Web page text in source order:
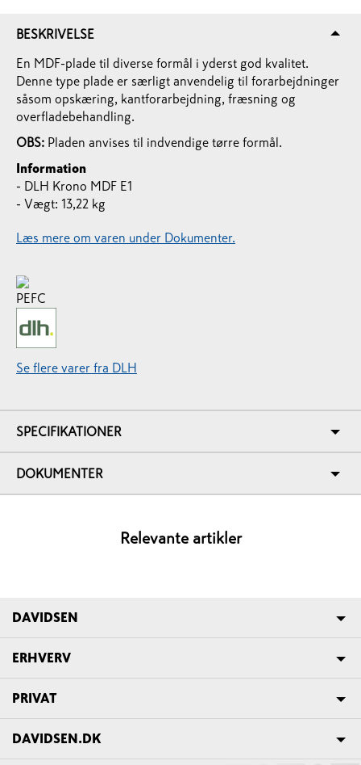
BESKRIVELSE
En MDF-plade til diverse formål i yderst god kvalitet.
Denne type plade er særligt anvendelig til forarbejdninger
såsom opskæring, kantforarbejdning, fræsning og
overfladebehandling.
OBS: Pladen anvises til indvendige tørre formål.
Information
- DLH Krono MDF E1
- Vægt: 13,22 kg
Læs mere om varen under Dokumenter.
Se flere varer fra DLH
SPECIFIKATIONER
DOKUMENTER
Relevante artikler
DAVIDSEN
ERHVERV
PRIVAT
DAVIDSEN.DK